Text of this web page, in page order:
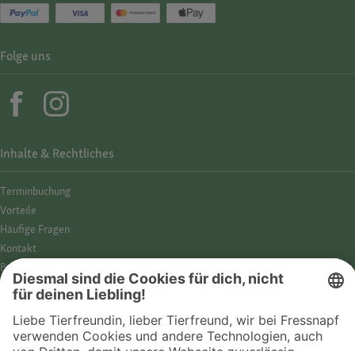
Inhalte & Rechtliches
Termin­buchung
Vorteile
Häufige Fragen
Kontakt
Barrierefreiheit
Impressum
Datenschutz­hinweise
Cookies
AGB
Folge uns